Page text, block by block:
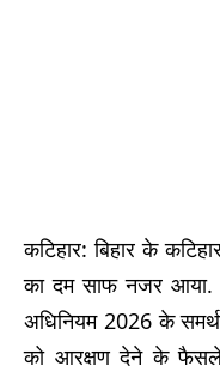
कटिहार: बिहार के
का दम साफ नजर आया.
अधिनियम 2026 के
को आरक्षण देने के फैसले